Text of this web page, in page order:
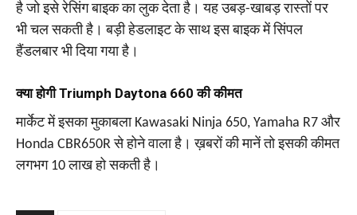
है जो इसे रेसिंग बाइक का लुक देता है। यह उबड़-खाबड़ रास्तों पर
भी चल सकती है। बड़ी हेडलाइट के साथ इस बाइक में सिंपल
हैंडलबार भी दिया गया है।
क्या होगी Triumph Daytona 660 की कीमत
मार्केट में इसका मुकाबला Kawasaki Ninja 650, Yamaha R7 और
Honda CBR650R से होने वाला है। ख़बरों की मानें तो इसकी कीमत
लगभग 10 लाख हो सकती है।